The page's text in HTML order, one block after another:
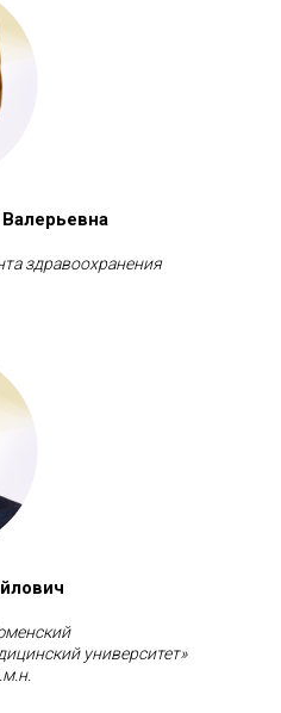
здравоохранения
университет»